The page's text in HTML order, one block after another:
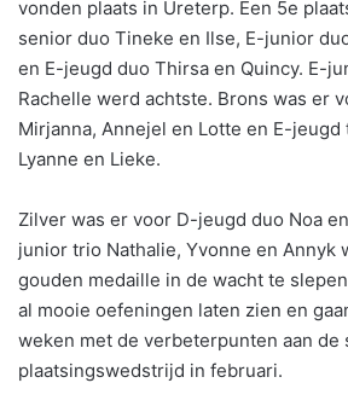
vonden plaats in Ureterp. Een 5e
senior duo Tineke en Ilse, E-junior
en E-jeugd duo Thirsa en Quincy. E-
Rachelle werd achtste. Brons was er
Mirjanna, Annejel en Lotte en E-jeugd
Lyanne en Lieke.
Zilver was er voor D-jeugd duo Noa
junior trio Nathalie, Yvonne en Annyk
gouden medaille in de wacht te
al mooie oefeningen laten zien en
weken met de verbeterpunten aan de
plaatsingswedstrijd in februari.